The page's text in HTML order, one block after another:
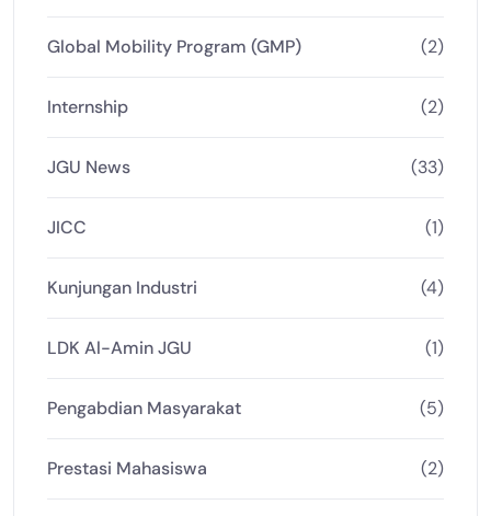
Global Mobility Program (GMP) (2)
Internship (2)
JGU News (33)
JICC (1)
Kunjungan Industri (4)
LDK Al-Amin JGU (1)
Pengabdian Masyarakat (5)
Prestasi Mahasiswa (2)